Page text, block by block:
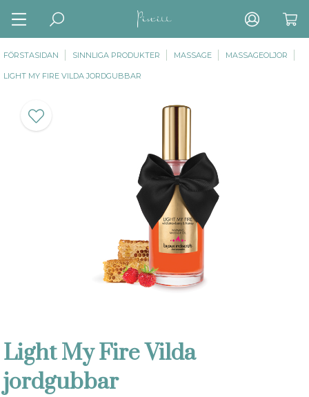
FÖRSTASIDAN SINNLIGA PRODUKTER MASSAGE MASSAGEOLJOR
LIGHT MY FIRE VILDA JORDGUBBAR
Light My Fire Vilda
jordgubbar